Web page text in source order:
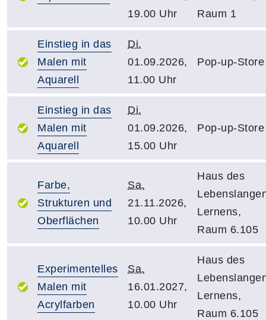
19.00 Uhr
Raum 1
Einstieg in das
Malen mit
Aquarell
Di.
01.09.2026,
11.00 Uhr
Pop-up-Store
Einstieg in das
Malen mit
Aquarell
Di.
01.09.2026,
15.00 Uhr
Pop-up-Store
Farbe,
Strukturen und
Oberflächen
Sa.
21.11.2026,
10.00 Uhr
Haus des
Lernens,
Raum 6.105
Experimentelles
Malen mit
Acrylfarben
Sa.
16.01.2027,
10.00 Uhr
Haus des
Lernens,
Raum 6.105